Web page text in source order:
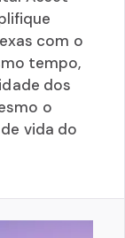
com o
tempo,
dos
o
vida do